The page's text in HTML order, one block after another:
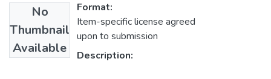
No
Thumbnail
Available
Format:
Item-specific license agreed
upon to submission
Description: